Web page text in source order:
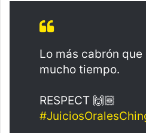
Lo más cabrón
mucho tiempo.
RESPECT 🙌🏼